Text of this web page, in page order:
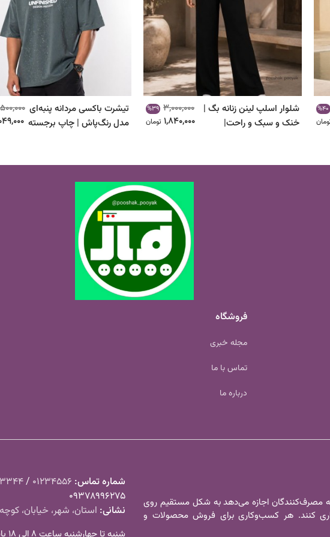
%40
شلوار اسلپ لینن زنانه بگ |
خنک و سبک و راحت|
3,000,000
%39
1,840,000 تومان
تیشرت باکسی مردانه پنبه‌ای
مدل رنگ‌پاش | چاپ برجسته
فروشگاه
مجله خبری
تماس با ما
درباره ما
مصرف‌کنندگان اجازه می‌دهد به شکل مستقیم روی
کنند. هر کسب‌و‌کاری برای فروش محصولات و
شماره تماس‌: 01234556
/
09378996275
نشانی: استان، شهر، خیابان،